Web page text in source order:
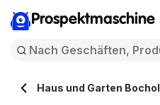
Prospektmaschine
Haus und Garten